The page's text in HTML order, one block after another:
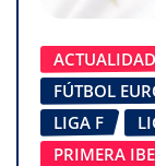
ACTUALIDAD
FÚTBOL
LIGA F
PRIMERA